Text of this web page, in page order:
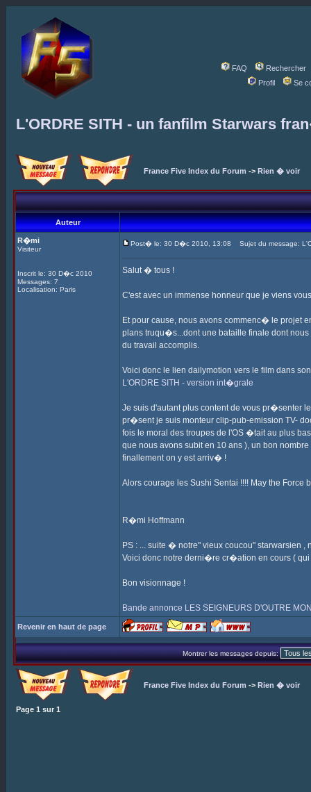
FAQ
Rechercher
Profil
Se
L'ORDRE SITH - un fanfilm Starwars
France Five Index du Forum -> Rien � voir
Auteur
R�mi
Visiteur
Inscrit le: 30 D�c 2010
Messages: 7
Localisation: Paris
Post� le: 30 D�c 2010, 13:08 Sujet du message:
Salut � tous !
C'est avec un immense honneur que je viens
Et pour cause, nous avons commenc� le projet
plans truqu�s...dont une bataille finale dont
du travail accomplis.
Voici donc le lien dailymotion vers le film dans
L'ORDRE SITH - version int�grale
Je suis d'autant plus content de vous
pr�sent je suis monteur clip-pub-emission TV-
fois le moral des troupes de l'OS �tait au plus
que nous avons subit en 10 ans ), un bon
finallement on y est arriv� !
Alors courage les Sushi Sentai !!!! May the Force
R�mi Hoffmann
PS : ... suite � notre" vieux coucou" starwarsien
Voici donc notre derni�re cr�ation en cours (
Bon visionnage !
Bande annonce LES SEIGNEURS D'OUTRE
Revenir en haut de page
Montrer les messages depuis:
France Five Index du Forum -> Rien � voir
Page 1 sur 1